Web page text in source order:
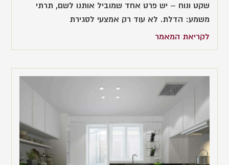
שקט ונוח – יש פרט אחד שמוביל אותנו לשם, תרתי
משמע: הדלת. לא עוד רק אמצעי לסגירת
לקריאת המאמר